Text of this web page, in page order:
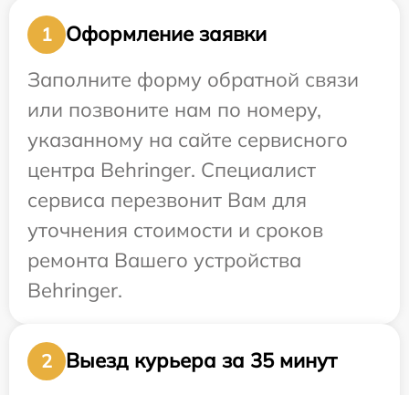
1
Оформление заявки
Заполните форму обратной связи
или позвоните нам по номеру,
указанному на сайте сервисного
центра Behringer. Специалист
сервиса перезвонит Вам для
уточнения стоимости и сроков
ремонта Вашего устройства
Behringer.
2
Выезд курьера за 35 минут